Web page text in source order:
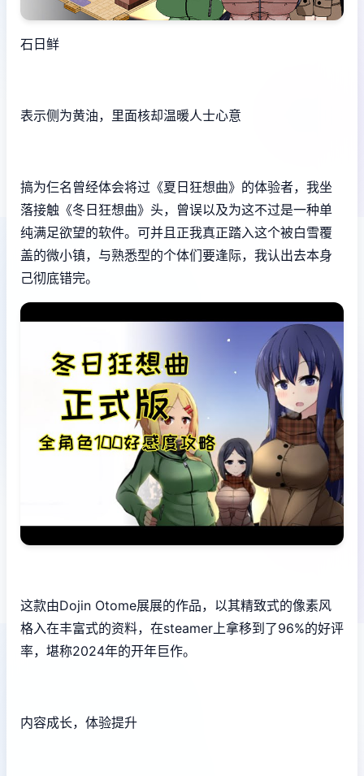
石日鲜
表示侧为黄油，里面核却温暖人士心意
搞为仨名曾经体会将过《夏日狂想曲》的体验者，我坐
落接触《冬日狂想曲》头，曾误以及为这不过是一种​​单
纯满足欲望的软件​​。可并且正我真正踏入这个被白雪覆
盖的微小镇，与熟悉型的个体们要逢际，我认出去本身
己彻底错完。
这款由Dojin Otome展展的作品，以其精致式的像素风
格入在丰富式的资料，在steamer上拿移到了​​96%的好评
率​​，堪称2024年的开年巨作。
内容成长，体验提升